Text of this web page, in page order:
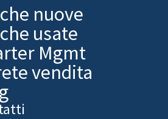
nuove
usate
Mgmt
vendita